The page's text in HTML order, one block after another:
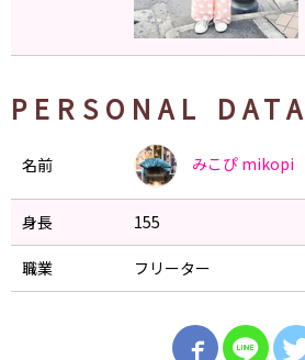
PERSONAL DATA
名前 みこぴ mikopi
身長 155
職業 フリーター